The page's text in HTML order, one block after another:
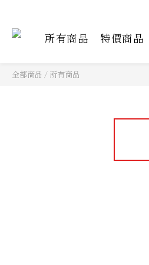
所有商品 特價商品
全部商品 / 所有商品